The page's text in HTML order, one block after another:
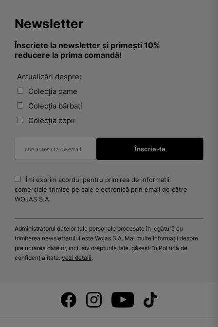
Newsletter
Înscriete la newsletter și primești 10%
reducere la prima comandă!
Actualizări despre:
Colecția dame
Colecția bărbați
Colecția copii
Îmi exprim acordul pentru primirea de informații
comerciale trimise pe cale electronică prin email de către
WOJAS S.A.
Administratorul datelor tale personale procesate în legătură cu
trimiterea newsletterului este Wojas S.A. Mai multe informații despre
prelucrarea datelor, inclusiv drepturile tale, găsești în Politica de
confidențialitate: vezi detalii.